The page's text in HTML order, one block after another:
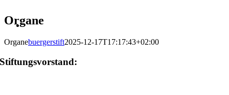
Organe
Organebuergerstift2025-12-17T17:17:43+02:00
Stiftungsvorstand: